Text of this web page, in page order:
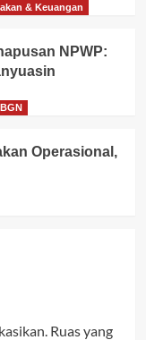
& Keuangan
NPWP:
Operasional,
Ruas yang